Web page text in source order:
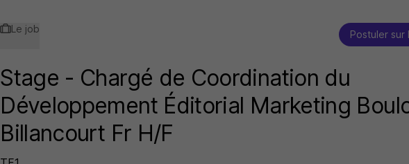
Le job Postuler
Stage - Chargé de Coordination du
Développement Éditorial Marketing
Billancourt Fr H/F